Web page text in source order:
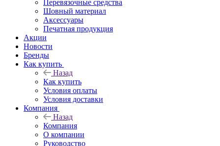
Перевязочные средства
Шовный материал
Аксессуары
Печатная продукция
Акции
Новости
Бренды
Как купить
Назад
Как купить
Условия оплаты
Условия доставки
Компания
Назад
Компания
О компании
Руководство